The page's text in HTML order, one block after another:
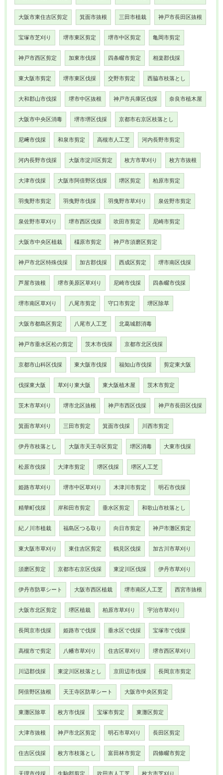
大阪市東住吉区剪定 箕面市抜根 三田市植栽 神戸市長田区抜根
宝塚市芝刈り 堺市東区剪定 堺市中区剪定 亀岡市剪定
神戸市西区剪定 加東市伐採 四条畷市剪定 相楽郡伐採
東大阪市剪定 堺市東区伐採 交野市剪定 西脇市枝落とし
大和郡山市伐採 堺市中区抜根 神戸市兵庫区伐採 奈良市植木屋
大阪市中央区消毒 堺市堺区伐採 京都市右京区枝落とし
尼﨑市伐採 和泉市剪定 高槻市人工芝 河内長野市剪定
河内長野市伐採 大阪市淀川区剪定 枚方市草刈り 枚方市抜根
大津市伐採 大阪市阿倍野区伐採 堺区剪定 柏原市剪定
羽曳野市剪定 羽曳野市伐採 羽曳野市草刈り 泉佐野市剪定
泉佐野市草刈り 堺市西区伐採 吹田市剪定 尼崎市剪定
大阪市中央区植栽 橿原市剪定 神戸市須磨区剪定
神戸市北区特殊伐採 加古郡伐採 西成区剪定 堺市南区伐採
芦屋市抜根 堺市美原区草刈り 尼崎市伐採 四条畷市伐採
堺市南区草刈り 八尾市剪定 守口市剪定 堺区除草
大阪市都島区剪定 八尾市人工芝 北葛城郡消毒
神戸市垂水区松の剪定 茨木市伐採 京都市北区伐採
京都市山科区伐採 東大阪市伐採 福知山市伐採 剪定東大阪
伐採東大阪 草刈り東大阪 東大阪植木屋 茨木市剪定
茨木市草刈り 堺市北区抜根 神戸市西区伐採 神戸市長田区伐採
箕面市草刈り 三田市剪定 箕面市伐採 川西市剪定
伊丹市枝落とし 大阪市天王寺区剪定 堺区消毒 大東市伐採
松原市伐採 大津市剪定 堺区伐採 堺区人工芝
姫路市草刈り 堺市中区草刈り 木津川市剪定 明石市伐採
精華町伐採 岸和田市剪定 垂水区剪定 和歌山市枝落とし
紀ノ川市植栽 福島区つる取り 向日市剪定 神戸市灘区剪定
東大阪市草刈り 東住吉区剪定 鶴見区伐採 加古川市草刈り
須磨区剪定 京都市右京区伐採 東淀川区伐採 伊丹市草刈り
伊丹市防草シート 大阪市西区植栽 堺市南区人工芝 西宮市抜根
大阪市北区剪定 堺区植栽 柏原市草刈り 宇治市草刈り
長岡京市伐採 姫路市で伐採 垂水区で伐採 宝塚市で伐採
高槻市で剪定 八幡市草刈り 住吉区草刈り 堺市西区草刈り
川辺郡伐採 東淀川区枝落とし 京田辺市伐採 長岡京市剪定
阿倍野区抜根 天王寺区防草シート 大阪市中央区剪定
東灘区除草 枚方市伐採 宝塚市剪定 東灘区剪定
大津市抜根 神戸市北区剪定 明石市草刈り 長田区剪定
住吉区伐採 枚方市枝落とし 富田林市剪定 四條畷市剪定
天理市伐採 生駒郡剪定 吹田市人工芝 枚方市芝刈り